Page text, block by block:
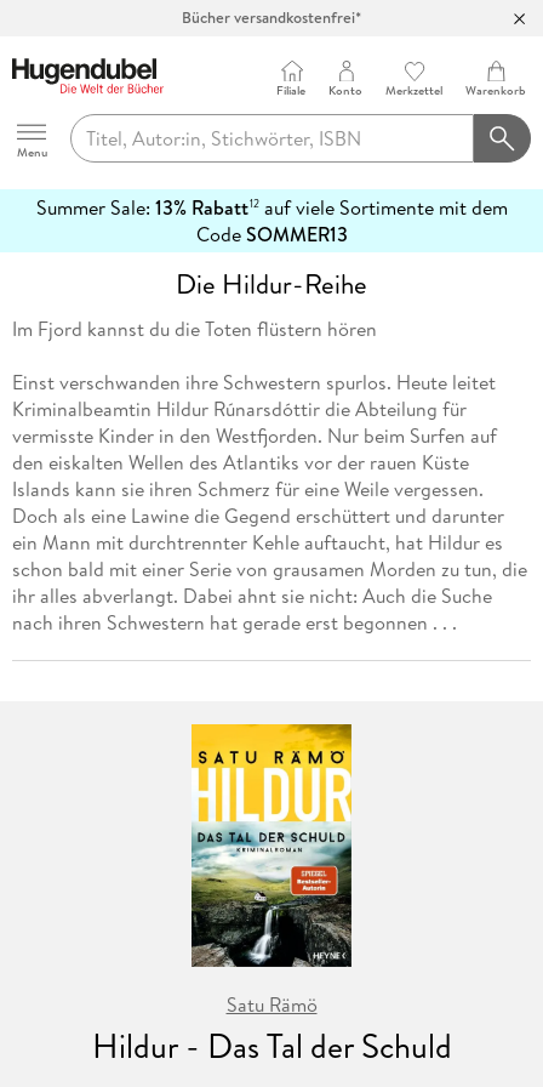
Bücher versandkostenfrei*
Abholung in über 100 Filialen
Hugendubel
Menu
Filiale Konto Merkzettel Warenkorb
Summer Sale: 13% Rabatt12auf viele Sortimente mit dem
CodeSOMMER13
erfahren
Die Hildur-Reihe
Im Fjord kannst du die Toten flüstern hören
Einst verschwanden ihre Schwestern spurlos. Heute leitet
Kriminalbeamtin Hildur Rúnarsdóttir die Abteilung für
vermisste Kinder in den Westfjorden. Nur beim Surfen auf
den eiskalten Wellen des Atlantiks vor der rauen Küste
Islands kann sie ihren Schmerz für eine Weile vergessen.
Doch als eine Lawine die Gegend erschüttert und darunter
ein Mann mit durchtrennter Kehle auftaucht, hat Hildur es
schon bald mit einer Serie von grausamen Morden zu tun, die
ihr alles abverlangt. Dabei ahnt sie nicht: Auch die Suche
nach ihren Schwestern hat gerade erst begonnen . . .
Satu Rämö
Hildur - Das Tal der Schuld